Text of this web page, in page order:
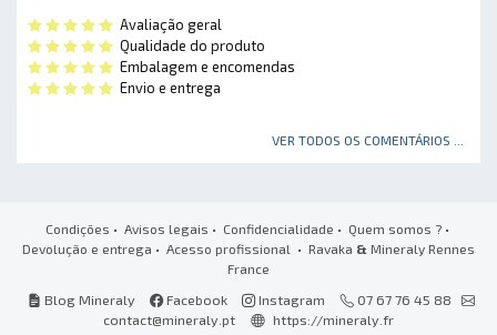
Avaliação geral
Qualidade do produto
Embalagem e encomendas
Envio e entrega
VER TODOS OS COMENTÁRIOS ...
Condições • Avisos legais • Confidencialidade • Quem somos ?•
Devolução e entrega • Acesso profissional • Ravaka & Mineraly Rennes
France
Blog Mineraly
Facebook Instagram
07 67 76 45 88
contact@mineraly.pt
https://mineraly.fr